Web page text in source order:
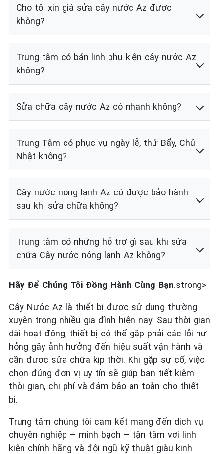
Cho tôi xin giá sửa cây nước Az được
không?
Trung tâm có bán linh phụ kiện cây nước Az
không?
Sửa chữa cây nước Az có nhanh không?
Trung Tâm có phục vụ ngày lễ, thứ Bẩy, Chủ
Nhật không?
Cây nước nóng lạnh Az có được bảo hành
sau khi sửa chữa không?
Trung tâm có những hỗ trợ gì sau khi sửa
chữa Cây nước nóng lạnh Az không?
Hãy Để Chúng Tôi Đồng Hành Cùng Bạn.strong>
Cây Nước Az là thiết bị được sử dụng thường
xuyên trong nhiều gia đình hiện nay. Sau thời gian
dài hoạt động, thiết bị có thể gặp phải các lỗi hư
hỏng gây ảnh hưởng đến hiệu suất vận hành và
cần được sửa chữa kịp thời. Khi gặp sự cố, việc
chọn đúng đơn vị uy tín sẽ giúp bạn tiết kiệm
thời gian, chi phí và đảm bảo an toàn cho thiết
bị.
Trung tâm chúng tôi cam kết mang đến dịch vụ
chuyên nghiệp – minh bạch – tận tâm với linh
kiện chính hãng và đội ngũ kỹ thuật giàu kinh